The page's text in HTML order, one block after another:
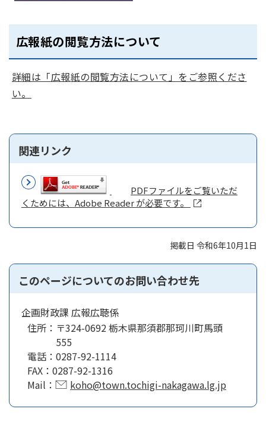
広報紙の閲覧方法について
詳細は「広報紙の閲覧方法について」をご参照くださ
い。
関連リンク
PDFファイルをご覧いただ
くためには、Adobe Reader が必要です。
掲載日 令和6年10月1日
このページについてのお問い合わせ先
企画財政課 広報広聴係
住所： 〒324-0692 栃木県那須郡那珂川町馬頭
555
電話： 0287-92-1114
FAX： 0287-92-1316
Mail：
koho@town.tochigi-nakagawa.lg.jp